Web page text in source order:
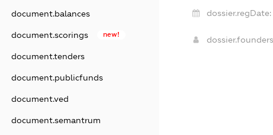
document.balances
document.scorings new!
document.tenders
document.publicfunds
document.ved
document.semantrum
dossier.regDate: